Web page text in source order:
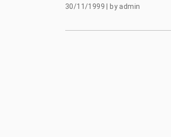
30/11/1999 byadmin